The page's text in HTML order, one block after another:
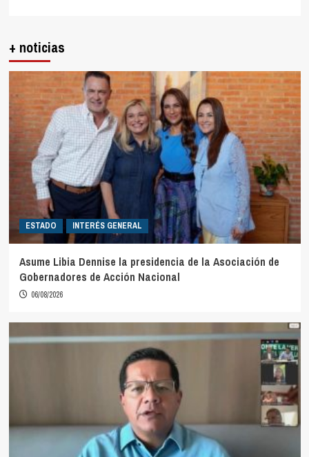
+ noticias
ESTADO INTERÉS GENERAL
Asume Libia Dennise la presidencia de la Asociación de
Gobernadores de Acción Nacional
06/08/2026